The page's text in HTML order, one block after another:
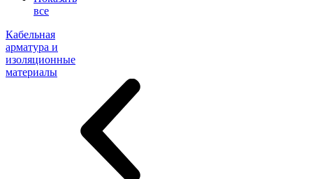
все
Кабельная
арматура и
изоляционные
материалы